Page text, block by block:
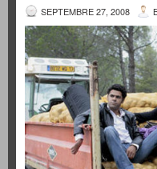
SEPTEMBRE 27, 2008